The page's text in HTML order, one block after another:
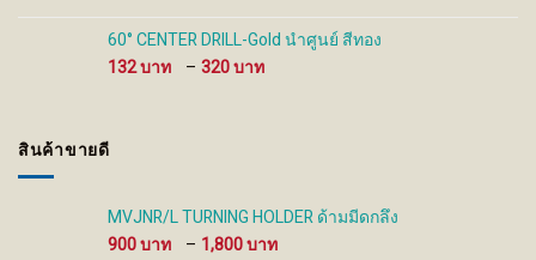
280 ฿
through
930 ฿
60° CENTER DRILL-Gold นำศูนย์ สีทอง
132
– 320
สินค้าขายดี
MVJNR/L TURNING HOLDER ด้ามมีดกลึง
900
– 1,800